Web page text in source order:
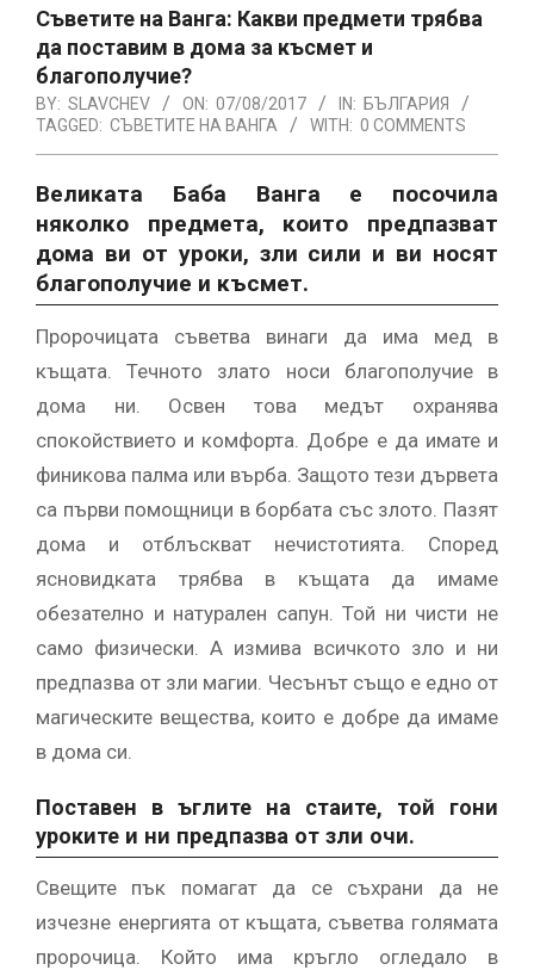
Съветите на Ванга: Какви предмети трябва
да поставим в дома за късмет и
благополучие?
BY: SLAVCHEV ON: 07/08/2017 IN: БЪЛГАРИЯ
TAGGED: СЪВЕТИТЕ НА ВАНГА WITH: 0 COMMENTS
Великата Баба Ванга е посочила
няколко предмета, които предпазват
дома ви от уроки, зли сили и ви носят
благополучие и късмет.
Пророчицата съветва винаги да има мед в
къщата. Течното злато носи благополучие в
дома ни. Освен това медът охранява
спокойствието и комфорта. Добре е да имате и
финикова палма или върба. Защото тези дървета
са първи помощници в борбата със злото. Пазят
дома и отблъскват нечистотията. Според
ясновидката трябва в къщата да имаме
обезателно и натурален сапун. Той ни чисти не
само физически. А измива всичкото зло и ни
предпазва от зли магии. Чесънът също е едно от
магическите вещества, които е добре да имаме
в дома си.
Поставен в ъглите на стаите, той гони
уроките и ни предпазва от зли очи.
Свещите пък помагат да се съхрани да не
изчезне енергията от къщата, съветва голямата
пророчица. Който има кръгло огледало в